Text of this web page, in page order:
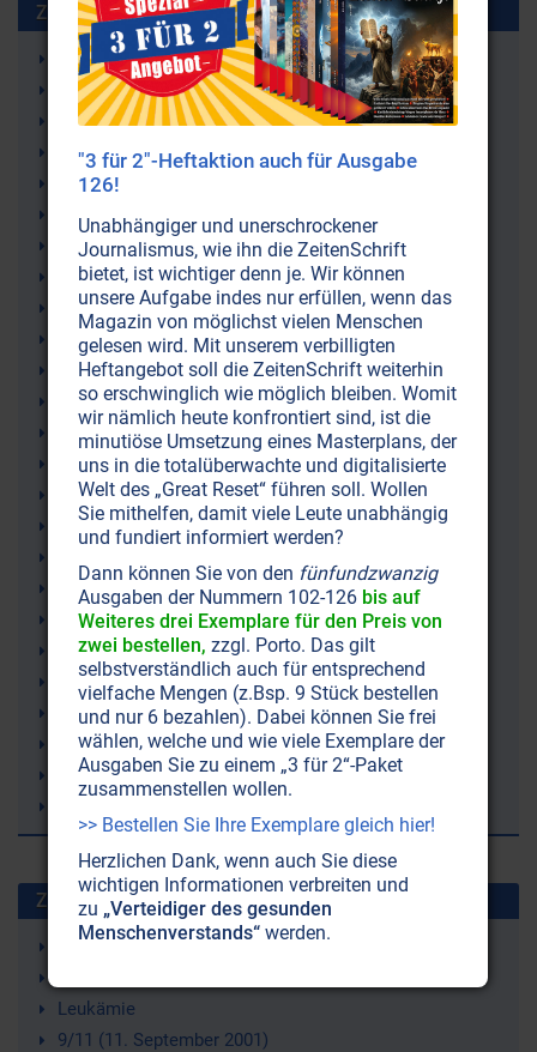
Zusammen benutzt mit:
Antike
Schwingung
Weltgeschichte
Kulturen
Ton
Ägypten
Singen
Römisches Reich
Atombomben (Kernwaffen, Nuklearwaffen)
Rhythmus
Tonleiter
Oktave
Musik
Menschheit
Melodien
Mantras
Archäologie
Hellas
Harmonie
Griechenland
Gesang
Geist
Atlantis
Zuletzt gesuchte Stichworte
Strahlenschutz
Leukämie
9/11 (11. September 2001)
"3 für 2"-Heftaktion auch für Ausgabe
126!
Unabhängiger und unerschrockener
Journalismus, wie ihn die ZeitenSchrift
bietet, ist wichtiger denn je. Wir können
unsere Aufgabe indes nur erfüllen, wenn das
Magazin von möglichst vielen Menschen
gelesen wird. Mit unserem verbilligten
Heftangebot soll die ZeitenSchrift weiterhin
so erschwinglich wie möglich bleiben. Womit
wir nämlich heute konfrontiert sind, ist die
minutiöse Umsetzung eines Masterplans, der
uns in die totalüberwachte und digitalisierte
Welt des „Great Reset“ führen soll. Wollen
Sie mithelfen, damit viele Leute unabhängig
und fundiert informiert werden?
Dann können Sie von den fünfundzwanzig
Ausgaben der Nummern 102-126 bis auf
Weiteres drei Exemplare für den Preis von
zwei bestellen, zzgl. Porto. Das gilt
selbstverständlich auch für entsprechend
vielfache Mengen (z.Bsp. 9 Stück bestellen
und nur 6 bezahlen). Dabei können Sie frei
wählen, welche und wie viele Exemplare der
Ausgaben Sie zu einem „3 für 2“-Paket
zusammenstellen wollen.
>> Bestellen Sie Ihre Exemplare gleich hier!
Herzlichen Dank, wenn auch Sie diese
wichtigen Informationen verbreiten und
zu „Verteidiger des gesunden
Menschenverstands“ werden.